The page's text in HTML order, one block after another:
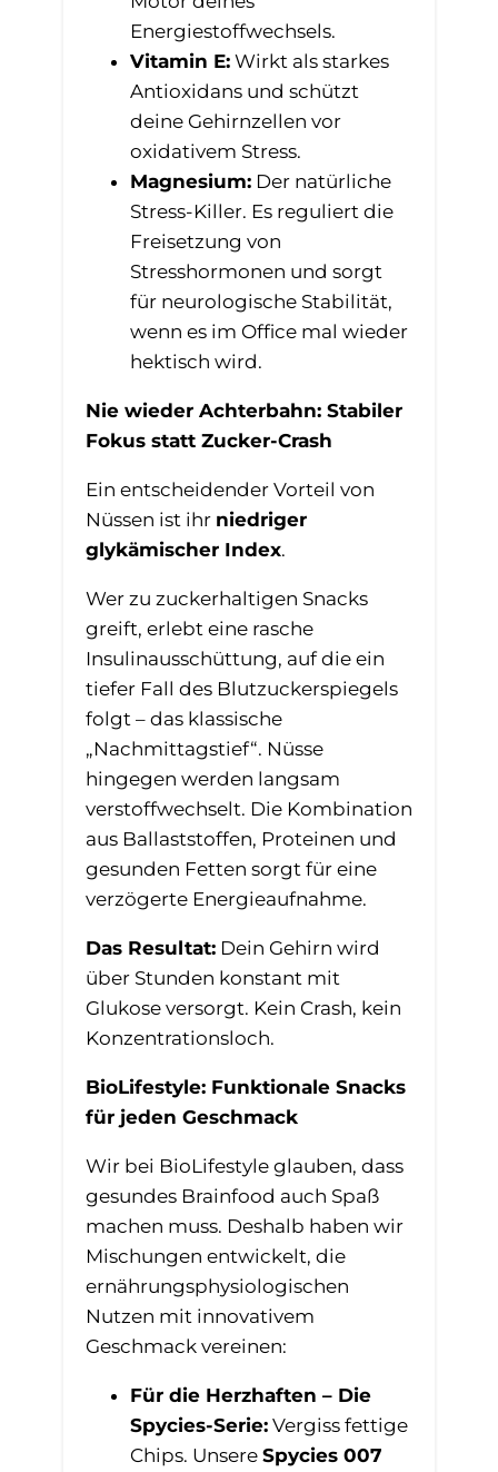
Energiestoffwechsels.
Vitamin E:Wirkt als starkes
Antioxidans und schützt
deine Gehirnzellen vor
oxidativem Stress.
Magnesium:Der natürliche
Stress-Killer. Es reguliert die
Freisetzung von
Stresshormonen und sorgt
für neurologische Stabilität,
wenn es im Office mal wieder
hektisch wird.
Nie wieder Achterbahn: Stabiler
Fokus statt Zucker-Crash
Ein entscheidender Vorteil von
Nüssen ist ihr niedriger
glykämischer Index.
Wer zu zuckerhaltigen Snacks
greift, erlebt eine rasche
Insulinausschüttung, auf die ein
tiefer Fall des Blutzuckerspiegels
folgt – das klassische
„Nachmittagstief“. Nüsse
hingegen werden langsam
verstoffwechselt. Die Kombination
aus Ballaststoffen, Proteinen und
gesunden Fetten sorgt für eine
verzögerte Energieaufnahme.
Das Resultat:Dein Gehirn wird
über Stunden konstant mit
Glukose versorgt. Kein Crash, kein
Konzentrationsloch.
BioLifestyle: Funktionale Snacks
für jeden Geschmack
Wir bei BioLifestyle glauben, dass
gesundes Brainfood auch Spaß
machen muss. Deshalb haben wir
Mischungen entwickelt, die
ernährungsphysiologischen
Nutzen mit innovativem
Geschmack vereinen:
Für die Herzhaften – Die
Spycies-Serie:Vergiss fettige
Chips. Unsere Spycies 007